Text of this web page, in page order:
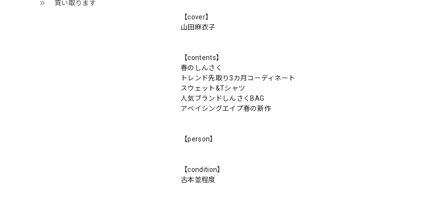
買い取ります
【cover】
山田麻衣子
【contents】
春のしんさく
トレンド先取り3カ月コーディネート
スウェット&Tシャツ
人気ブランドしんさくBAG
アベイシングエイプ春の新作
【person】
【condition】
古本並程度